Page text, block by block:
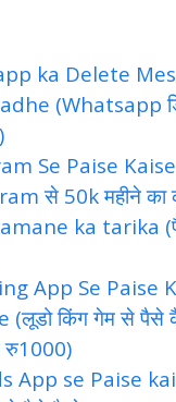
ka Delete
(Whatsapp
Se Paise
से 50k महीने का
ka tarika
App Se Paise
(लूडो किंग गेम से पैसे
App se Paise